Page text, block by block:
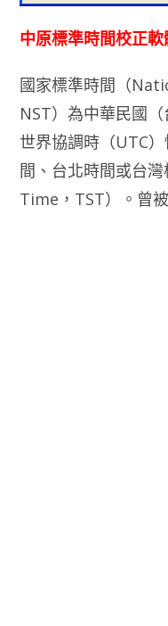
中原標準時間校正
國家標準時間（
NST）為中華民國
世界協調時（UTC
間、台北時間或台
Time，TST）。曾